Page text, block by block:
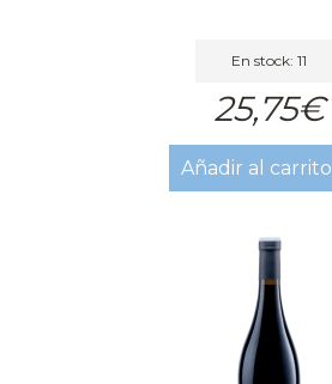
En stock: 11
25,75€
Añadir al carrito